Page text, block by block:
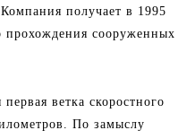
получает в 1995
прохождения сооруженных
ветка скоростного
По замыслу